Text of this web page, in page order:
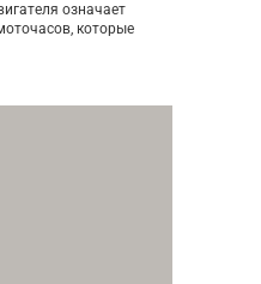
означает
которые